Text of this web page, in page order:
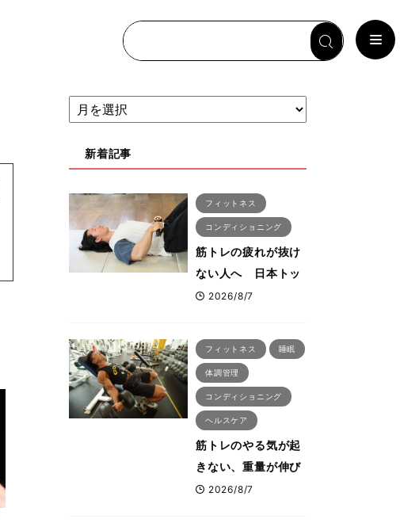
新着記事
フィットネス
コンディショニング
筋トレの疲れが抜け
ない人へ 日本トッ
プボディビルダー・
る「回復習慣」
2026/8/7
フィットネス 睡眠
体調管理
コンディショニング
ヘルスケア
筋トレのやる気が起
きない、重量が伸び
ない ボディビル世
2026/8/7